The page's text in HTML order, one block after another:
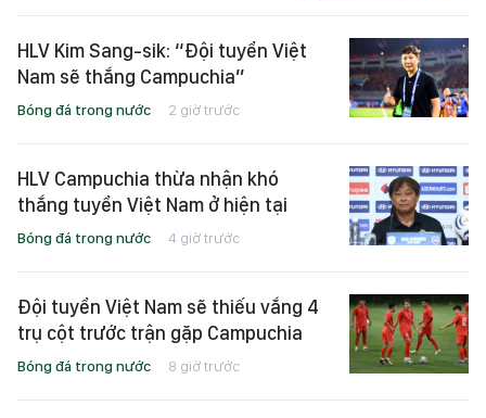
HLV Kim Sang-sik: “Đội tuyển Việt
Nam sẽ thắng Campuchia”
Bóng đá trong nước 2 giờ trước
HLV Campuchia thừa nhận khó
thắng tuyển Việt Nam ở hiện tại
Bóng đá trong nước 4 giờ trước
Đội tuyển Việt Nam sẽ thiếu vắng 4
trụ cột trước trận gặp Campuchia
Bóng đá trong nước 8 giờ trước